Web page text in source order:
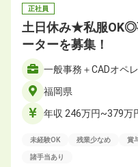
正社員
土日休み★私服OK◎
ーターを募集！
一般事務＋CADオペ
福岡県
年収 246万円~379万
未経験OK 残業少なめ 賞
諸手当あり